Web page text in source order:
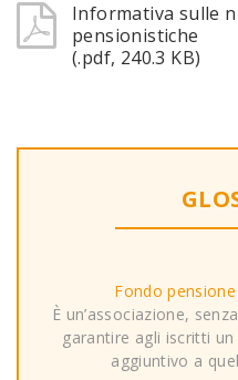
Informativa sulle
pensionistiche
(.pdf, 240.3 KB)
Fondo
È un’associazione,
garantire agli iscritti
aggiuntivo a